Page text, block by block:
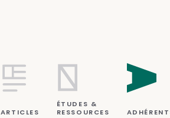
ARTICLES
ÉTUDES &
RESSOURCES